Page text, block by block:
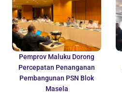
Pemprov Maluku Dorong
Percepatan Penanganan
Pembangunan PSN Blok
Masela